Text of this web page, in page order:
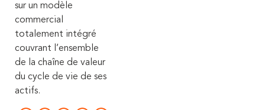
sur un modèle
commercial
totalement intégré
couvrant l’ensemble
de la chaîne de valeur
du cycle de vie de ses
actifs.